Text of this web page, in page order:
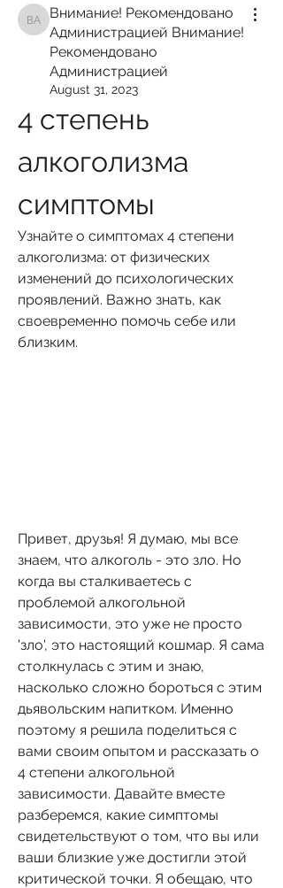
Внимание! Рекомендовано Администрацией
Внимание! Рекомендовано
Администрацией Внимание!
Рекомендовано
Администрацией
August 31, 2023
4 степень
алкоголизма
симптомы
Узнайте о симптомах 4 степени
алкоголизма: от физических
изменений до психологических
проявлений. Важно знать, как
своевременно помочь себе или
близким.
Привет, друзья! Я думаю, мы все
знаем, что алкоголь - это зло. Но
когда вы сталкиваетесь с
проблемой алкогольной
зависимости, это уже не просто
'зло', это настоящий кошмар. Я сама
столкнулась с этим и знаю,
насколько сложно бороться с этим
дьявольским напитком. Именно
поэтому я решила поделиться с
вами своим опытом и рассказать о
4 степени алкогольной
зависимости. Давайте вместе
разберемся, какие симптомы
свидетельствуют о том, что вы или
ваши близкие уже достигли этой
критической точки. Я обещаю, что